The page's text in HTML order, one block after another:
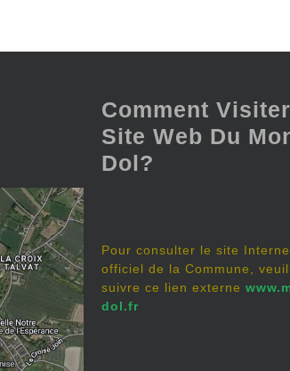
Comment
Site Web Du
Dol?
Pour consulter le site
officiel de la Commune,
suivre ce lien externe
dol.fr